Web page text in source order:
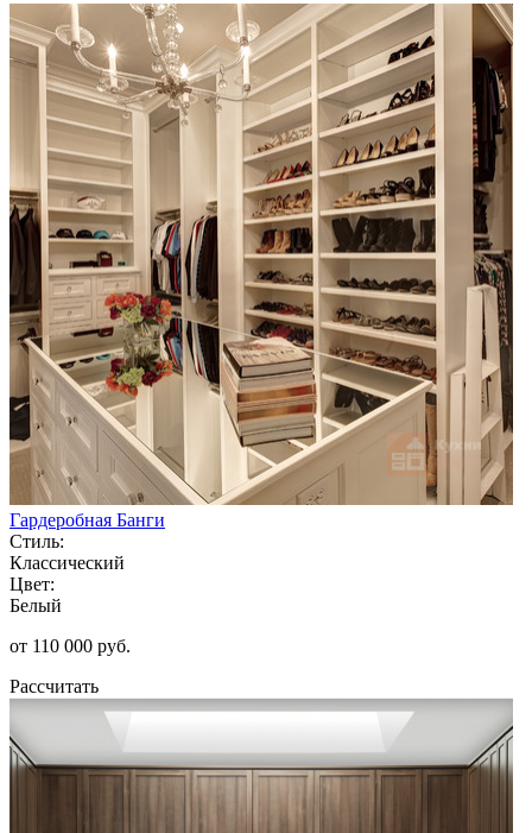
Гардеробная Банги
Стиль:
Классический
Цвет:
Белый
от 110 000 руб.
Рассчитать